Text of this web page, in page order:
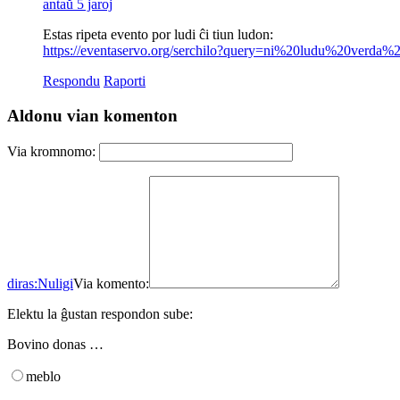
antaŭ 5 jaroj
Estas ripeta evento por ludi ĉi tiun ludon:
https://eventaservo.org/
Respondu Raporti
Aldonu vian komenton
Via kromnomo:
diras:NuligiVia komento:
Elektu la ĝustan respondon sube:
Bovino donas …
meblo